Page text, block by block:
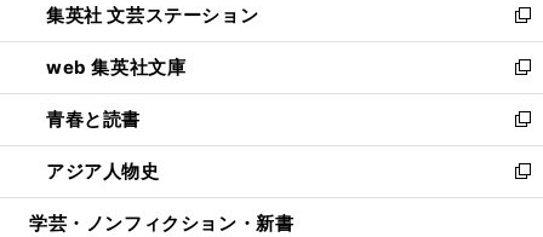
く
ィ
ン
ド
ウ
で
開
く
い
ウ
ィ
ン
ド
ウ
で
開
集英社 文芸ステーション
新
し
い
ウ
ィ
ン
ド
ウ
web 集英社文庫
新
し
い
ウ
ィ
ン
青春と読書
新
し
い
ウ
アジア人物史
新
し
学芸・ノンフィクション・新書